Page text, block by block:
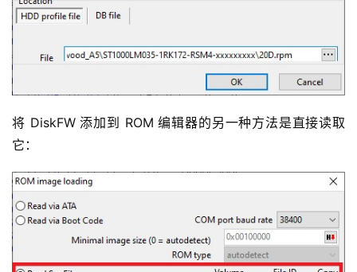
将 DiskFW 添加到 ROM 编辑器的另一种方法是直接读取
它：